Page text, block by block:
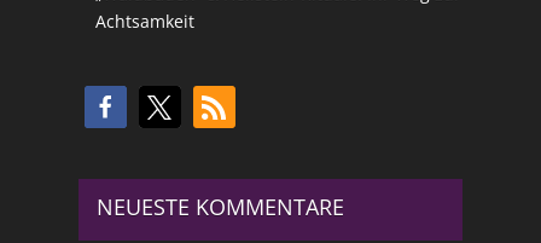
Achtsamkeit
NEUESTE KOMMENTARE